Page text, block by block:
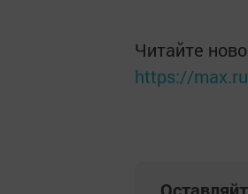
Читайте
https://